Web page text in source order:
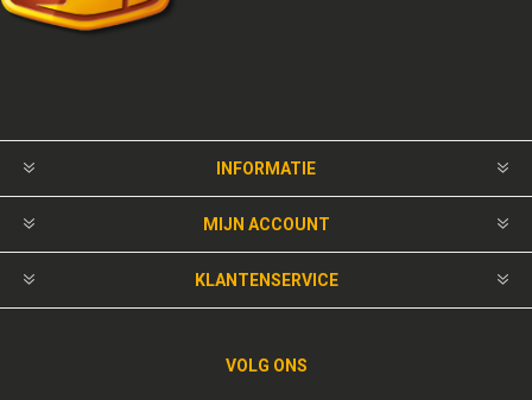
INFORMATIE
MIJN ACCOUNT
KLANTENSERVICE
VOLG ONS